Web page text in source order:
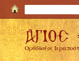
Ορθόδοξος